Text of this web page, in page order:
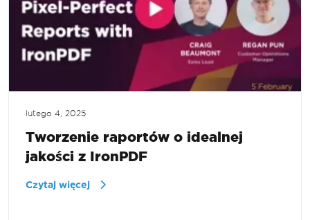
lutego 4, 2025
Tworzenie raportów o idealnej
jakości z IronPDF
Czytaj więcej